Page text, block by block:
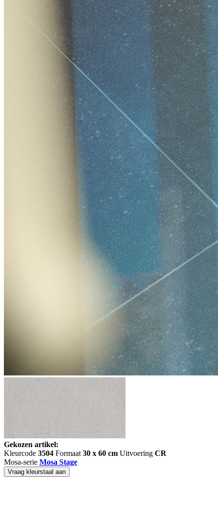
Gekozen artikel:
Kleurcode 3504 Formaat 30 x 60 cm Uitvoering CR
Mosa-serie Mosa Stage
Vraag kleurstaal aan